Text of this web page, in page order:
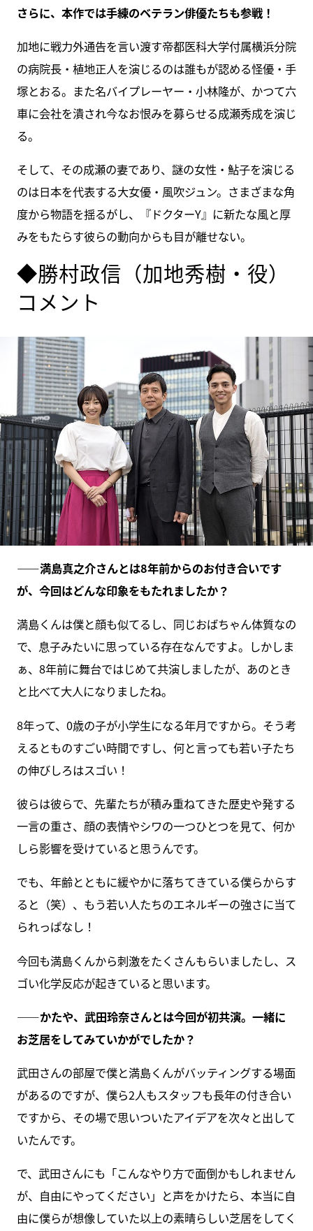
さらに、本作では手練のベテラン俳優たちも参戦！
加地に戦力外通告を言い渡す帝都医科大学付属横浜分院
の病院長・植地正人を演じるのは誰もが認める怪優・手
塚とおる。また名バイプレーヤー・小林隆が、かつて六
車に会社を潰され今なお恨みを募らせる成瀬秀成を演じ
る。
そして、その成瀬の妻であり、謎の女性・鮎子を演じる
のは日本を代表する大女優・風吹ジュン。さまざまな角
度から物語を揺るがし、『ドクターY』に新たな風と厚
みをもたらす彼らの動向からも目が離せない。
◆勝村政信（加地秀樹・役）
コメント
――満島真之介さんとは8年前からのお付き合いです
が、今回はどんな印象をもたれましたか？
満島くんは僕と顔も似てるし、同じおばちゃん体質なの
で、息子みたいに思っている存在なんですよ。しかしま
ぁ、8年前に舞台ではじめて共演しましたが、あのとき
と比べて大人になりましたね。
8年って、0歳の子が小学生になる年月ですから。そう考
えるとものすごい時間ですし、何と言っても若い子たち
の伸びしろはスゴい！
彼らは彼らで、先輩たちが積み重ねてきた歴史や発する
一言の重さ、顔の表情やシワの一つひとつを見て、何か
しら影響を受けていると思うんです。
でも、年齢とともに緩やかに落ちてきている僕らからす
ると（笑）、もう若い人たちのエネルギーの強さに当て
られっぱなし！
今回も満島くんから刺激をたくさんもらいましたし、ス
ゴい化学反応が起きていると思います。
――かたや、武田玲奈さんとは今回が初共演。一緒に
お芝居をしてみていかがでしたか？
武田さんの部屋で僕と満島くんがバッティングする場面
があるのですが、僕ら2人もスタッフも長年の付き合い
ですから、その場で思いついたアイデアを次々と出して
いたんです。
で、武田さんにも「こんなやり方で面倒かもしれません
が、自由にやってください」と声をかけたら、本当に自
由に僕らが想像していた以上の素晴らしい芝居をしてく